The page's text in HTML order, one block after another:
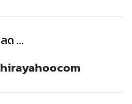
ด ...